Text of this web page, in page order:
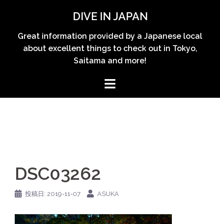
キ
DIVE IN JAPAN
Great information provided by a Japanese local
about excellent things to check out in Tokyo,
Saitama and more!
DSC03262
投稿日: 2019-11-07 ASUKA